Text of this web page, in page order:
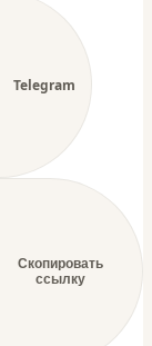
Telegram
Скопировать
ссылку